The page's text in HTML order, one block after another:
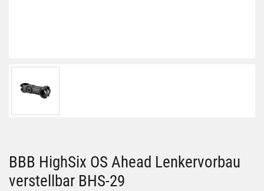
BBB HighSix OS Ahead Lenkervorbau
verstellbar BHS-29